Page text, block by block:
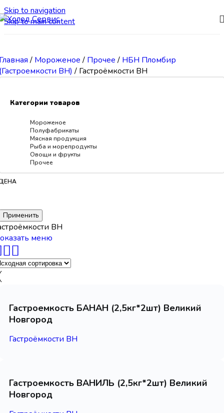
Skip to navigation
Skip to main content
/ Мороженое/ Прочее/ НБН Пломбир
ВН)/ Гастроёмкости ВН
Категории товаров
Мороженое
Полуфабрикаты
Мясная продукция
Рыба и морепродукты
Овощи и фрукты
Прочее
Применить
ВН
меню
Гастроемкость БАНАН (2,5кг*2шт) Великий
Новгород
Гастроёмкости ВН
Гастроемкость ВАНИЛЬ (2,5кг*2шт) Великий
Новгород